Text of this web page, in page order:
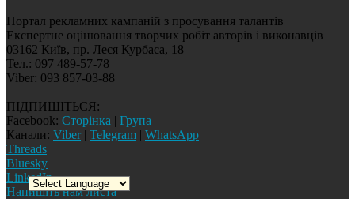
Портал рекламних кампаній з просування талантів
Експертне оцінювання творчих робіт авторів і виконавців
03162 Київ, пр. Леся Курбаса, 18
Тел.: 097 489-57-78
Viber: 093 857-03-88
ПІДПИШІТЬСЯ:
Facebook: Сторінка | Група
Канали: Viber| Telegram | WhatsApp
Threads
Bluesky
LinkedIn
Напишіть нам листа